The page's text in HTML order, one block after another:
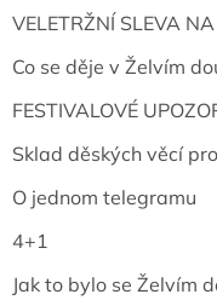
VELETRŽNÍ SLEVA
Co se děje v Želvím
FESTIVALOVÉ
Sklad děských věcí
O jednom telegramu
4+1
Jak to bylo se Želvím